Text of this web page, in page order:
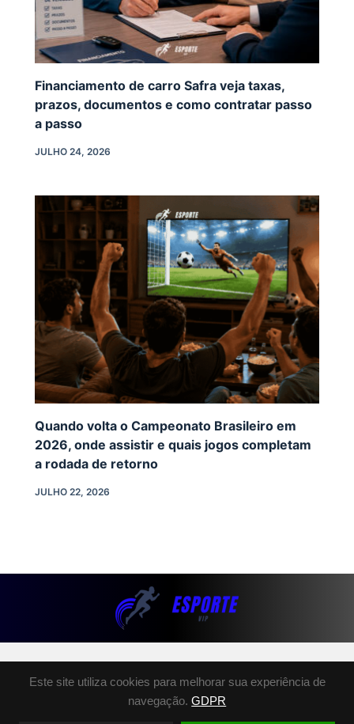
Este site utiliza cookies para melhorar sua experiência de
navegação. GDPR
Financiamento de carro Safra veja taxas,
prazos, documentos e como contratar passo
a passo
JULHO 24, 2026
Quando volta o Campeonato Brasileiro em
2026, onde assistir e quais jogos completam
a rodada de retorno
JULHO 22, 2026
POLÍTICA DE PRIVACIDADE
TERMOS E CONDIÇÕES